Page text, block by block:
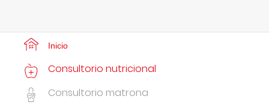
Inicio
Consultorio nutricional
Consultorio matrona